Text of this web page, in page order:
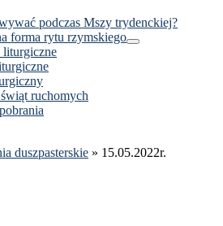
podczas Mszy trydenckiej?
forma rytu rzymskiego
ruchomych
duszpasterskie » 15.05.2022r.